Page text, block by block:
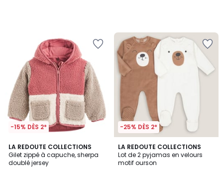
-15% DÈS 2*
LA REDOUTE COLLECTIONS
Gilet zippé à capuche, sherpa
doublé jersey
4
/
5
-25% DÈS 2*
LA REDOUTE COLLECTIONS
Lot de 2 pyjamas en velours
motif ourson
4,6
/ 5